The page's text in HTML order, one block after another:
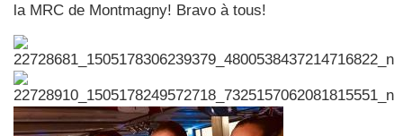
la MRC de Montmagny! Bravo à tous!